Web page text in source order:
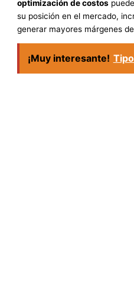
optimización de costos
su posición en el mercado,
generar mayores márgenes
¡Muy interesante!